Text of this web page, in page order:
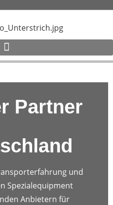
Partner
und
Spezialequipment
Anbietern für